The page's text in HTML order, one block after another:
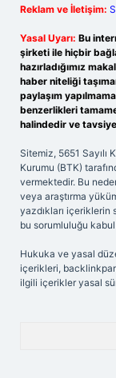
Reklam ve İletişim:
Yasal Uyarı: Bu
şirketi ile hiçbir
hazırladığımız
haber niteliği
paylaşım
benzerlikleri
halindedir ve
Sitemiz, 5651 Sayılı
Kurumu (BTK)
vermektedir. Bu
veya araştırma
yazdıkları içeriklerin
bu sorumluluğu kabul
Hukuka ve yasal
içerikleri,
ilgili içerikler yasal